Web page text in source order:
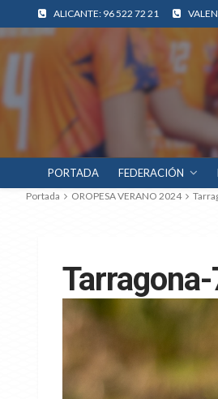
ALICANTE: 96 522 72 21
PORTADA FEDERACIÓN
Portada OROPESA VERANO 2024